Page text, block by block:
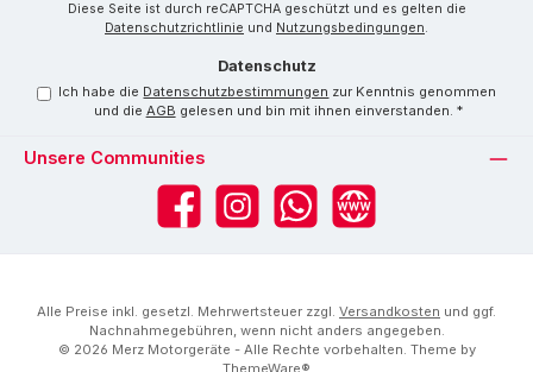
Diese Seite ist durch reCAPTCHA geschützt und es gelten die
Datenschutzrichtlinie und Nutzungsbedingungen.
Datenschutz
Ich habe die Datenschutzbestimmungen zur Kenntnis genommen
und die AGB gelesen und bin mit ihnen einverstanden. *
Unsere Communities
FacebookInstagramWhatsAppWebsite
Alle Preise inkl. gesetzl. Mehrwertsteuer zzgl. Versandkosten und ggf.
Nachnahmegebühren, wenn nicht anders angegeben.
© 2026 Merz Motorgeräte - Alle Rechte vorbehalten. Theme by